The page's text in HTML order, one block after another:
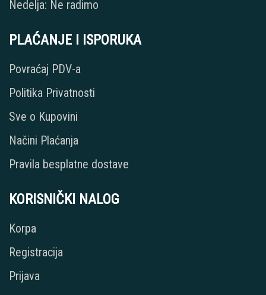
Nedelja: Ne radimo
PLAĆANJE I ISPORUKA
Povraćaj PDV-a
Politika Privatnosti
Sve o Kupovini
Načini Plaćanja
Pravila besplatne dostave
KORISNIČKI NALOG
Korpa
Registracija
Prijava